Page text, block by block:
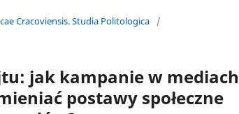
Cracoviensis. Studia Politologica /
jak kampanie w mediach
postawy społeczne